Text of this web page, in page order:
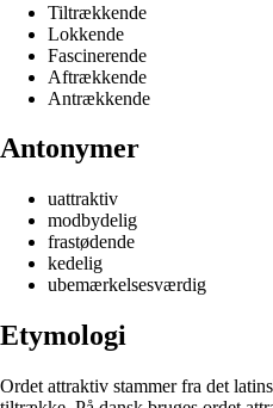
Tiltrækkende
Lokkende
Fascinerende
Aftrækkende
Antrækkende
Antonymer
uattraktiv
modbydelig
frastødende
kedelig
ubemærkelsesværdig
Etymologi
Ordet attraktiv stammer fra det